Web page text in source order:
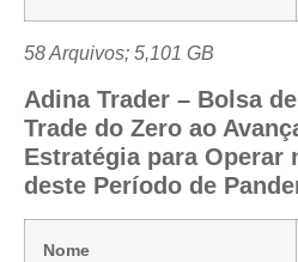
58 Arquivos; 5,101 GB
Adina Trader – Bolsa
Trade do Zero ao
Estratégia para Operar
deste Período de
Nome